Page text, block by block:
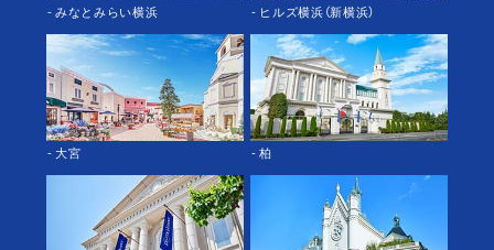
- みなとみらい横浜 - ヒルズ横浜（新横浜）
- 大宮 - 柏